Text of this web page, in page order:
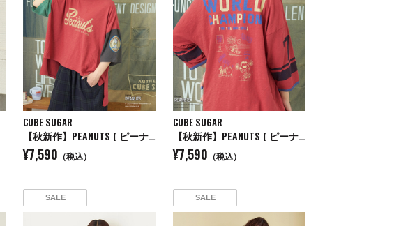
CUBE SUGAR
【秋新作】PEANUTS ( ピーナッツ ) 32/-スラブ天竺 配色 ワイド Tシャツ
¥7,590 （税込）
CUBE SUGAR
【秋新作】PEANUTS ( ピーナッツ ) 32/-スラブ天竺 ライン入り 7分袖 プルオーバー Tシャツ
¥7,590 （税込）
SALE SALE